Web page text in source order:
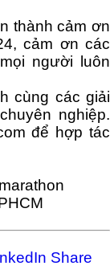
thành cảm ơn
cảm ơn các
người luôn
cùng các giải
nghiệp.
để hợp tác